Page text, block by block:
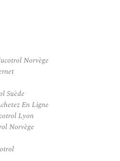
Norvège
Suède
En Ligne
Lyon
Norvège